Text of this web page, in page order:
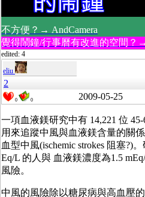
不方便？→ AndCamera
覺得鬧鐘/行事曆有改進的空間？
edited: 4
eliu
2
0 0 2009-05-25
一項血液鎂研究中有 14,221 位
用來追蹤中風與血液鎂含量的關
血型中風(ischemic strokes 阻塞?)
Eq/L 的人與 血液鎂濃度為1.5
風險。
中風的風險除以糖尿病與高血壓